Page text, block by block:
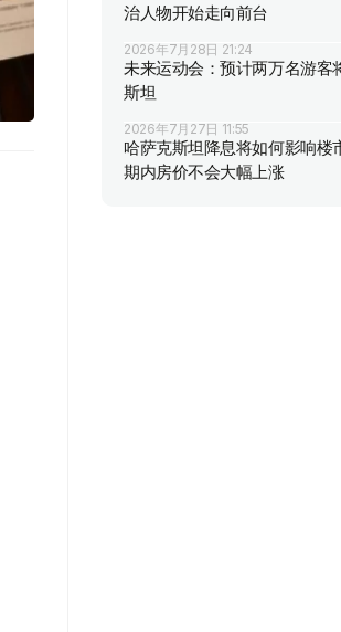
治人物开始走向前台
2026年7月28日 21:24
未来运动会：预计两万名游客
斯坦
2026年7月27日 11:55
哈萨克斯坦降息将如何影响楼
期内房价不会大幅上涨